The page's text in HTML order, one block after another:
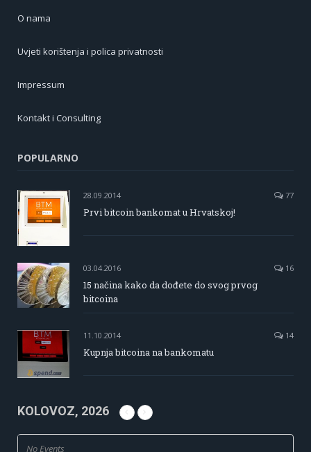
O nama
Uvjeti korištenja i polica privatnosti
Impressum
Kontakt i Consulting
POPULARNO
28.09.2014 77
Prvi bitcoin bankomat u Hrvatskoj!
03.04.2016 16
15 načina kako da dođete do svog prvog
bitcoina
11.10.2014 14
Kupnja bitcoina na bankomatu
KOLOVOZ, 2026
No Events